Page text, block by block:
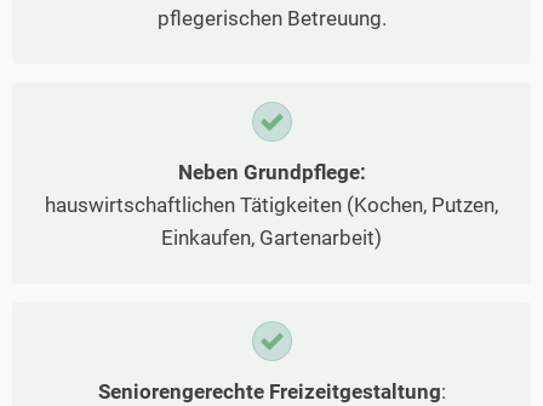
pflegerischen Betreuung.
Neben Grundpflege:
hauswirtschaftlichen Tätigkeiten (Kochen, Putzen,
Einkaufen, Gartenarbeit)
Seniorengerechte Freizeitgestaltung: